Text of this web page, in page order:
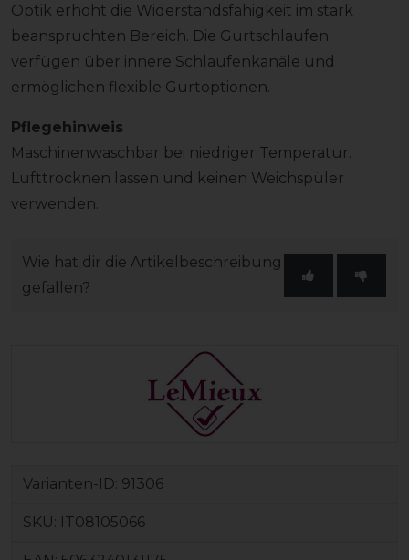
Optik erhöht die Widerstandsfähigkeit im stark
beanspruchten Bereich. Die Gurtschlaufen
verfügen über innere Schlaufenkanäle und
ermöglichen flexible Gurtoptionen.
Pflegehinweis
Maschinenwaschbar bei niedriger Temperatur.
Lufttrocknen lassen und keinen Weichspüler
verwenden.
Wie hat dir die Artikelbeschreibung
gefallen?
Varianten-ID: 91306
SKU: IT08105066